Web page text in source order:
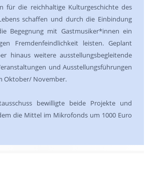
für die reichhaltige Kulturgeschichte des
schaffen und durch die Einbindung
Begegnung mit Gastmusiker*innen ein
Fremdenfeindlichkeit leisten. Geplant
hinaus weitere ausstellungsbegleitende
und Ausstellungsführungen
Oktober/ November.
bewilligte beide Projekte und
die Mittel im Mikrofonds um 1000 Euro